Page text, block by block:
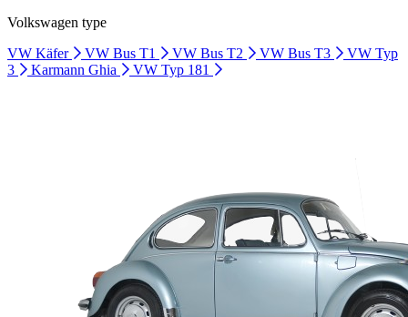
Volkswagen type
VW Käfer
VW Bus T1 VW Bus T2 VW Bus T3
VW Typ
3
Karmann Ghia VW Typ 181